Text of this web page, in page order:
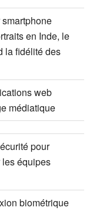
en Inde, le
la fidélité des
web
médiatique
pour
équipes
biométrique